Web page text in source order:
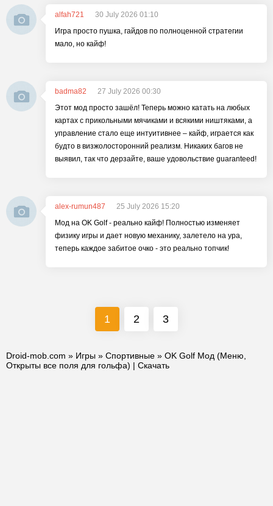
alfah721
30 July 2026 01:10
Игра просто пушка, гайдов по полноценной стратегии
мало, но кайф!
badma82
27 July 2026 00:30
Этот мод просто зашёл! Теперь можно катать на любых
картах с прикольными мячиками и всякими ништяками, а
управление стало еще интуитивнее – кайф, играется как
будто в визжолосторонний реализм. Никаких багов не
выявил, так что дерзайте, ваше удовольствие guaranteed!
alex-rumun487
25 July 2026 15:20
Мод на OK Golf - реально кайф! Полностью изменяет
физику игры и дает новую механику, залетело на ура,
теперь каждое забитое очко - это реально топчик!
1 2 3
Droid-mob.com » Игры » Спортивные » OK Golf Мод (Меню,
Открыты все поля для гольфа) | Скачать